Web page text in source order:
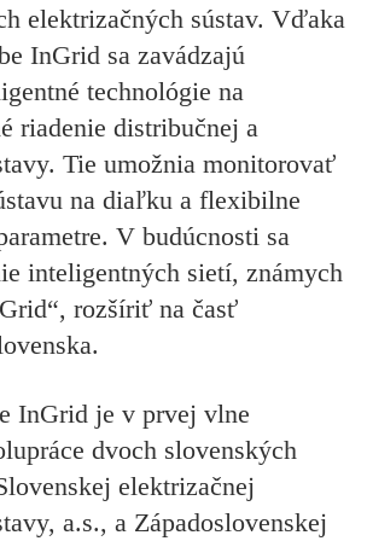
elektrizačných sústav. Vďaka
InGrid sa zavádzajú
technológie na
riadenie distribučnej a
Tie umožnia monitorovať
na diaľku a flexibilne
V budúcnosti sa
inteligentných sietí, známych
rozšíriť na časť
InGrid je v prvej vlne
dvoch slovenských
elektrizačnej
a.s., a Západoslovenskej